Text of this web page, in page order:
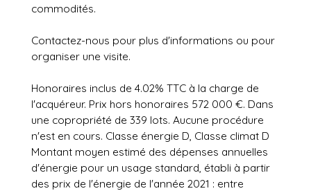
commodités.
Contactez-nous pour plus d'informations ou pour
organiser une visite.
Honoraires inclus de 4.02% TTC à la charge de
l'acquéreur. Prix hors honoraires 572 000 €. Dans
une copropriété de 339 lots. Aucune procédure
n'est en cours. Classe énergie D, Classe climat D
Montant moyen estimé des dépenses annuelles
d'énergie pour un usage standard, établi à partir
des prix de l'énergie de l'année 2021 : entre